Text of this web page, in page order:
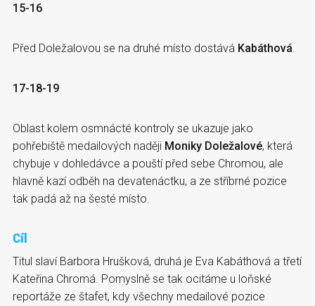
15-16
Před Doležalovou se na druhé místo dostává Kabáthová
17-18-19
Oblast kolem osmnácté kontroly se ukazuje jako
pohřebiště medailových naději Moniky Doležalové, která
chybuje v dohledávce a pouští před sebe Chromou, ale
hlavně kazí odběh na devatenáctku, a ze stříbrné pozice
tak padá až na šesté místo.
Cíl
Titul slaví Barbora Hrušková, druhá je Eva Kabáthová a třetí
Kateřina Chromá. Pomyslně se tak ocitáme u loňské
reportáže ze štafet, kdy všechny medailové pozice